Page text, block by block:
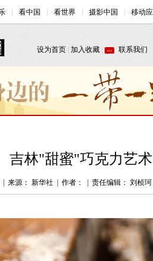
吉林"甜蜜"巧克力艺
来源： 新华社 作者： 责任编辑： 刘桢珂